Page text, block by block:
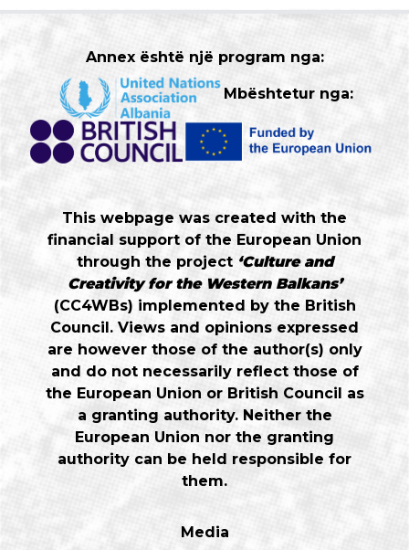
Annex është një program nga:
Mbështetur nga:
This webpage was created with the
financial support of the European Union
through the project ‘Culture and
Creativity for the Western Balkans’
(CC4WBs) implemented by the British
Council. Views and opinions expressed
are however those of the author(s) only
and do not necessarily reflect those of
the European Union or British Council as
a granting authority. Neither the
European Union nor the granting
authority can be held responsible for
them.
Media